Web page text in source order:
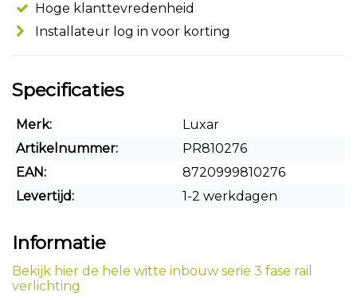
Hoge klanttevredenheid
Installateur log in voor korting
Specificaties
Merk:
Luxar
Artikelnummer:
PR810276
EAN:
8720999810276
Levertijd:
1-2 werkdagen
Informatie
Bekijk hier de hele witte inbouw serie 3 fase rail
verlichting